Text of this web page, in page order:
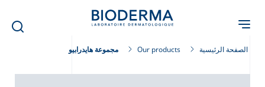
content
الصفحة الرئيسية Our products مجموعة هايدرابيو